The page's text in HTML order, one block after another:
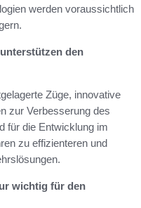
werden voraussichtlich
den
Züge, innovative
zur Verbesserung des
für die Entwicklung im
zu effizienteren und
wichtig für den